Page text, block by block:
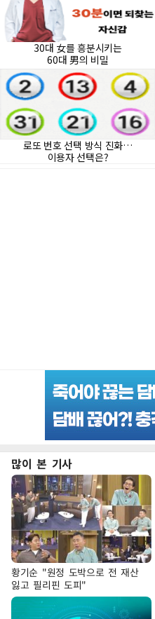
많이 본 기사
황기순 "원정 도박으로 전 재산
잃고 필리핀 도피"